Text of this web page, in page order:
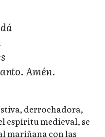
Amén.
derrochadora,
espíritu medieval, se
mariñana con las